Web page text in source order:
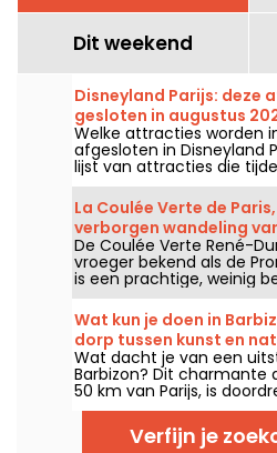
Dit weekend
Disneyland Parijs: deze
gesloten in augustus
Welke attracties worden
afgesloten in Disneyland
lijst van attracties die
toegankelijk zijn wegens
renovatie, zodat u uw
Disney-parken kunt
La Coulée Verte de
verborgen wandeling
Vincennes
De Coulée Verte René-
vroeger bekend als de
is een prachtige, weinig
die Parijzenaars
reis van de Bastille naar
Vincennes, langs het
een ongewone en
Parijs te ontdekken, weg
de stad.
Wat kun je doen in
dorp tussen kunst en
Wat dacht je van een
Barbizon? Dit charmante
50 km van Parijs, is
natuur aan de rand van
Fontainebleau. Ontdek
perfecte dagje uit of
Verfijn je